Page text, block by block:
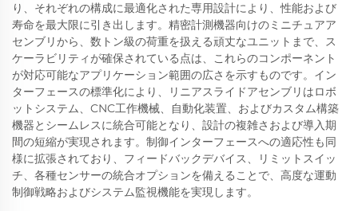
り、それぞれの構成に最適化された専用設計により、性能および
寿命を最大限に引き出します。精密計測機器向けのミニチュアア
センブリから、数トン級の荷重を扱える頑丈なユニットまで、ス
ケーラビリティが確保されている点は、これらのコンポーネント
が対応可能なアプリケーション範囲の広さを示すものです。イン
ターフェースの標準化により、リニアスライドアセンブリはロボ
ットシステム、CNC工作機械、自動化装置、およびカスタム構築
機器とシームレスに統合可能となり、設計の複雑さおよび導入期
間の短縮が実現されます。制御インターフェースへの適応性も同
様に拡張されており、フィードバックデバイス、リミットスイッ
チ、各種センサーの統合オプションを備えることで、高度な運動
制御戦略およびシステム監視機能を実現します。